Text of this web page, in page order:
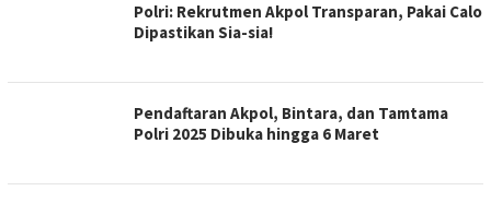
Polri: Rekrutmen Akpol Transparan, Pakai Calo
Dipastikan Sia-sia!
Pendaftaran Akpol, Bintara, dan Tamtama
Polri 2025 Dibuka hingga 6 Maret